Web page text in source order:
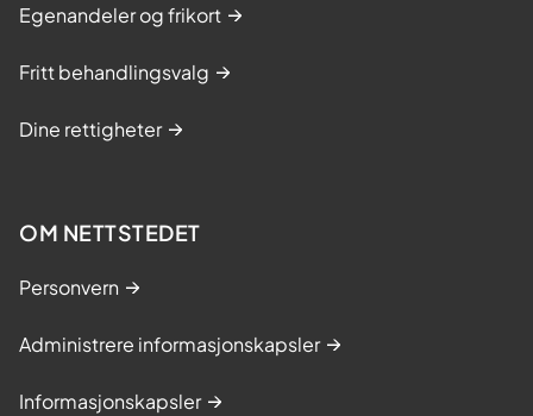
Egenandeler og frikort
Fritt behandlingsvalg
Dine rettigheter
OM NETTSTEDET
Personvern
Administrere informasjonskapsler
Informasjonskapsler